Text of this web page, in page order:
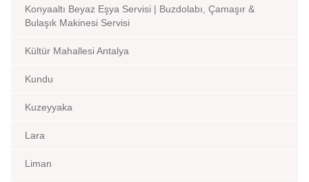
Konyaaltı Beyaz Eşya Servisi | Buzdolabı, Çamaşır &
Bulaşık Makinesi Servisi
Kültür Mahallesi Antalya
Kundu
Kuzeyyaka
Lara
Liman